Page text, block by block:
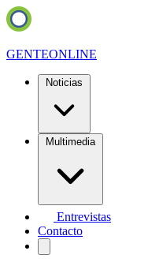
GENTEONLINE
Noticias
Multimedia
Entrevistas
Contacto